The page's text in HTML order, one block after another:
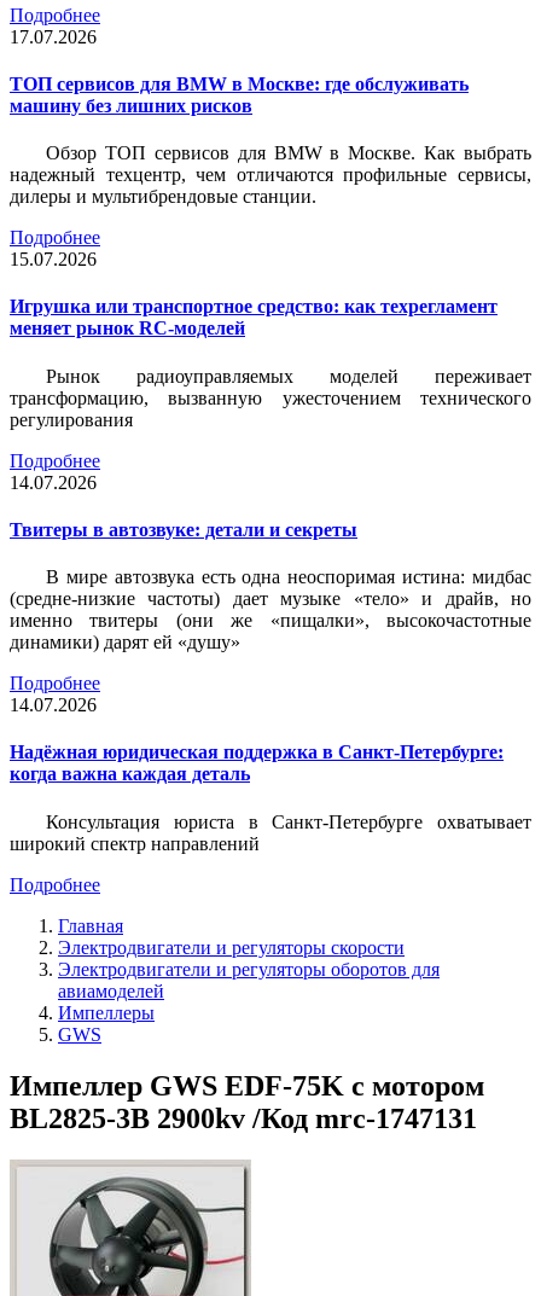
Подробнее
17.07.2026
ТОП сервисов для BMW в Москве: где обслуживать
машину без лишних рисков
Обзор ТОП сервисов для BMW в Москве. Как выбрать
надежный техцентр, чем отличаются профильные сервисы,
дилеры и мультибрендовые станции.
Подробнее
15.07.2026
Игрушка или транспортное средство: как техрегламент
меняет рынок RC-моделей
Рынок радиоуправляемых моделей переживает
трансформацию, вызванную ужесточением технического
регулирования
Подробнее
14.07.2026
Твитеры в автозвуке: детали и секреты
В мире автозвука есть одна неоспоримая истина: мидбас
(средне-низкие частоты) дает музыке «тело» и драйв, но
именно твитеры (они же «пищалки», высокочастотные
динамики) дарят ей «душу»
Подробнее
14.07.2026
Надёжная юридическая поддержка в Санкт-Петербурге:
когда важна каждая деталь
Консультация юриста в Санкт-Петербурге охватывает
широкий спектр направлений
Подробнее
Главная
Электродвигатели и регуляторы скорости
Электродвигатели и регуляторы оборотов для
авиамоделей
Импеллеры
GWS
Импеллер GWS EDF-75K c мотором
BL2825-3B 2900kv /Код mrc-1747131